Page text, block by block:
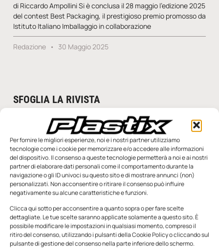
Per fornire le migliori esperienze, noi e i nostri partner utilizziamo
tecnologie come i cookie per memorizzare e/o accedere alle informazioni
del dispositivo. Il consenso a queste tecnologie permetterà a noi e ai nostri
partner di elaborare dati personali come il comportamento durante la
navigazione o gli ID univoci su questo sito e di mostrare annunci (non)
personalizzati. Non acconsentire o ritirare il consenso può influire
negativamente su alcune caratteristiche e funzioni.
Clicca qui sotto per acconsentire a quanto sopra o per fare scelte
dettagliate. Le tue scelte saranno applicate solamente a questo sito. È
possibile modificare le impostazioni in qualsiasi momento, compreso il
ritiro del consenso, utilizzando i pulsanti della Cookie Policy o cliccando sul
pulsante di gestione del consenso nella parte inferiore dello schermo.
di Riccardo Ampollini Si è conclusa il 28 maggio l’edizione 2025
del contest Best Packaging, il prestigioso premio promosso da
Istituto Italiano Imballaggio in collaborazione
Redazione 30 Maggio 2025
SFOGLIA LA RIVISTA
n.5 - Giugno 2026 n.4 - Maggio 2026
Edicola Web
Notizie da Meccanicanews